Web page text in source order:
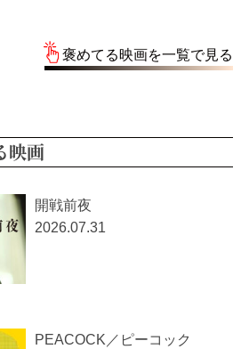
褒めてる映画を一覧で見る
映画
開戦前夜
2026.07.31
PEACOCK／ピーコック